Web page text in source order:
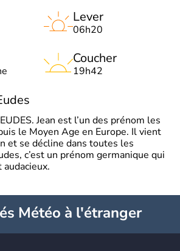
Lever
06h20
Coucher
19h42
Jean est l’un des prénom les
le Moyen Age en Europe. Il vient
et se décline dans toutes les
c’est un prénom germanique qui
Météo à l'étranger